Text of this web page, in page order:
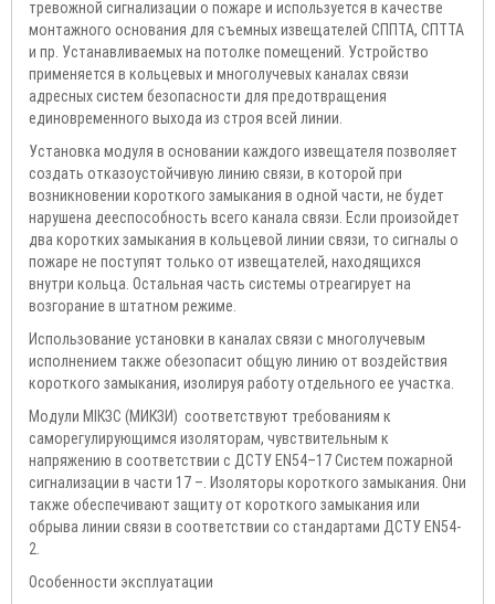
тревожной сигнализации о пожаре и используется в качестве
монтажного основания для съемных извещателей СППТА, СПТТА
и пр. Устанавливаемых на потолке помещений. Устройство
применяется в кольцевых и многолучевых каналах связи
адресных систем безопасности для предотвращения
единовременного выхода из строя всей линии.
Установка модуля в основании каждого извещателя позволяет
создать отказоустойчивую линию связи, в которой при
возникновении короткого замыкания в одной части, не будет
нарушена дееспособность всего канала связи. Если произойдет
два коротких замыкания в кольцевой линии связи, то сигналы о
пожаре не поступят только от извещателей, находящихся
внутри кольца. Остальная часть системы отреагирует на
возгорание в штатном режиме.
Использование установки в каналах связи с многолучевым
исполнением также обезопасит общую линию от воздействия
короткого замыкания, изолируя работу отдельного ее участка.
Модули МІКЗС (МИКЗИ) соответствуют требованиям к
саморегулирующимся изоляторам, чувствительным к
напряжению в соответствии с ДСТУ EN54–17 Систем пожарной
сигнализации в части 17 –. Изоляторы короткого замыкания. Они
также обеспечивают защиту от короткого замыкания или
обрыва линии связи в соответствии со стандартами ДСТУ EN54-
2.
Особенности эксплуатации